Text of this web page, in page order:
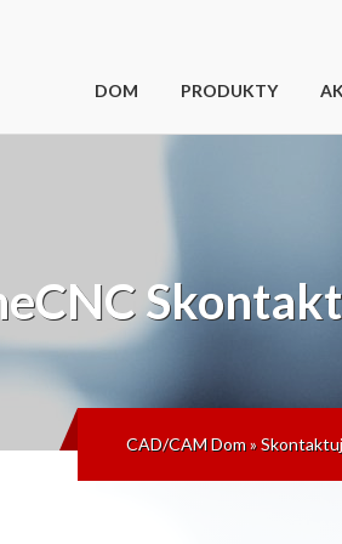
DOM PRODUKTY
CAD/CAM Dom»